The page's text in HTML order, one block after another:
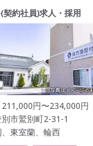
その他の条件を選ぶ
約社員)求人・採用
211,000円〜234,000円
市鷲別町2-31-1
東室蘭、輪西